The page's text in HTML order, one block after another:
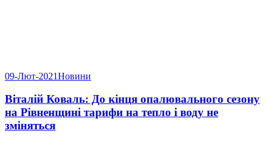
09-Лют-2021Новини
Віталій Коваль: До кінця опалювального сезону
на Рівненщині тарифи на тепло і воду не
зміняться